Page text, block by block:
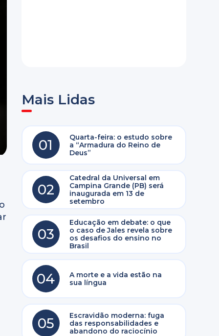
Mais Lidas
01
Quarta-feira: o estudo sobre
a “Armadura do Reino de
Deus”
02
Catedral da Universal em
Campina Grande (PB) será
inaugurada em 13 de
setembro
03
Educação em debate: o que
o caso de Jales revela sobre
os desafios do ensino no
Brasil
04
A morte e a vida estão na
sua língua
05
Escravidão moderna: fuga
das responsabilidades e
abandono do raciocínio